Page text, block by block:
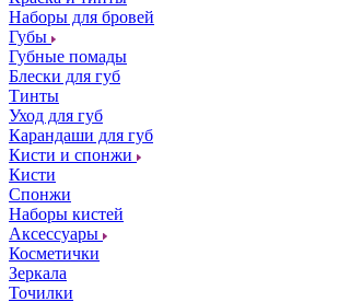
Наборы для бровей
Губы
Губные помады
Блески для губ
Тинты
Уход для губ
Карандаши для губ
Кисти и спонжи
Кисти
Спонжи
Наборы кистей
Аксессуары
Косметички
Зеркала
Точилки